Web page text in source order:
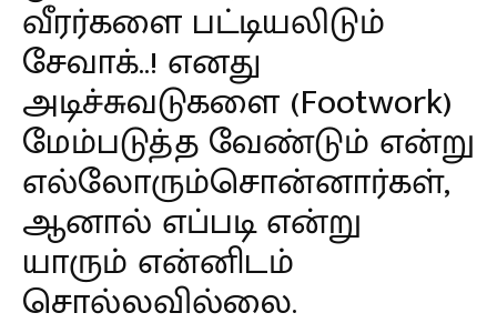
வீரர்களை பட்டியலிடும்
சேவாக்..! எனது
அடிச்சுவடுகளை (Footwork)
மேம்படுத்த வேண்டும் என்று
எல்லோரும்சொன்னார்கள்,
ஆனால் எப்படி என்று
யாரும் என்னிடம்
சொல்லவில்லை.